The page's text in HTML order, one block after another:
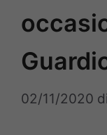
02/11/2020 di